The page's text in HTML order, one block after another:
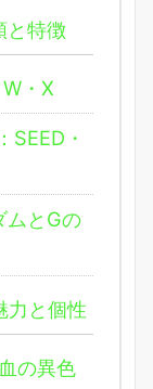
と特徴
・X
SEED・
ムとGの
力と個性
の異色